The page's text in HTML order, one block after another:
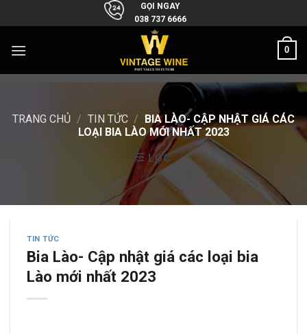
to
GỌI NGAY
038 737 6666
0
TRANG CHỦ / TIN TỨC / BIA LÀO- CẬP NHẬT GIÁ CÁC
LOẠI BIA LÀO MỚI NHẤT 2023
LỌC
TIN TỨC
Bia Lào- Cập nhật giá các loại bia
Lào mới nhất 2023